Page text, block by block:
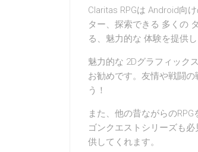
Claritas RPGは Android向
ター、探索できる 多くの
る、魅力的な 体験を提供し
魅力的な 2Dグラフィック
お勧めです。友情や戦闘
う！
また、他の昔ながらの
ゴンクエストシリーズも
供してくれます。